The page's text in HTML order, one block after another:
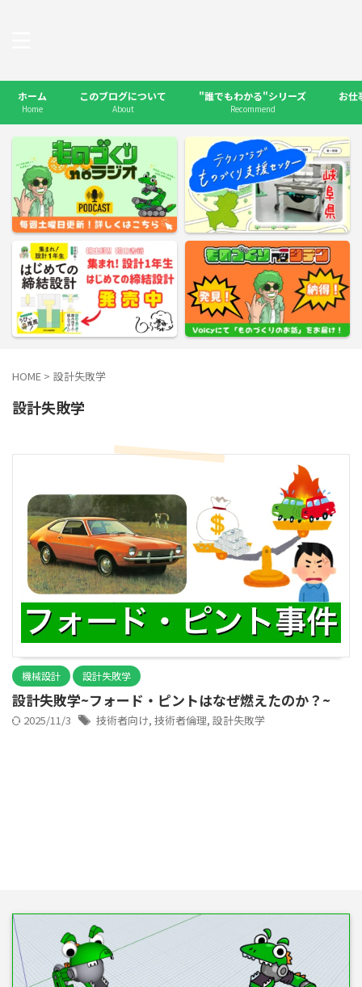
ホーム
Home
このブログについて
About
"誰でもわかる"シリーズ
Recommend
お仕
HOME > 設計失敗学
設計失敗学
機械設計 設計失敗学
設計失敗学~フォード・ピントはなぜ燃えたのか？~
2025/11/3 技術者向け, 技術者倫理, 設計失敗学